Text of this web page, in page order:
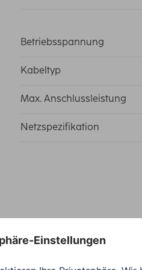
Betriebsspannung
Kabeltyp
Max. Anschlussleistung
Netzspezifikation